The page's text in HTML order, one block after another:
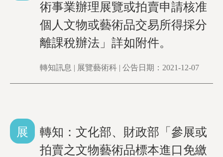
術事業辦理展覽或拍賣申請核准
個人文物或藝術品交易所得採分
離課稅辦法」詳如附件。
轉知訊息 | 展覽藝術科 | 公告日期：2021-12-07
展
轉知：文化部、財政部「參展或
拍賣之文物藝術品標本進口免繳